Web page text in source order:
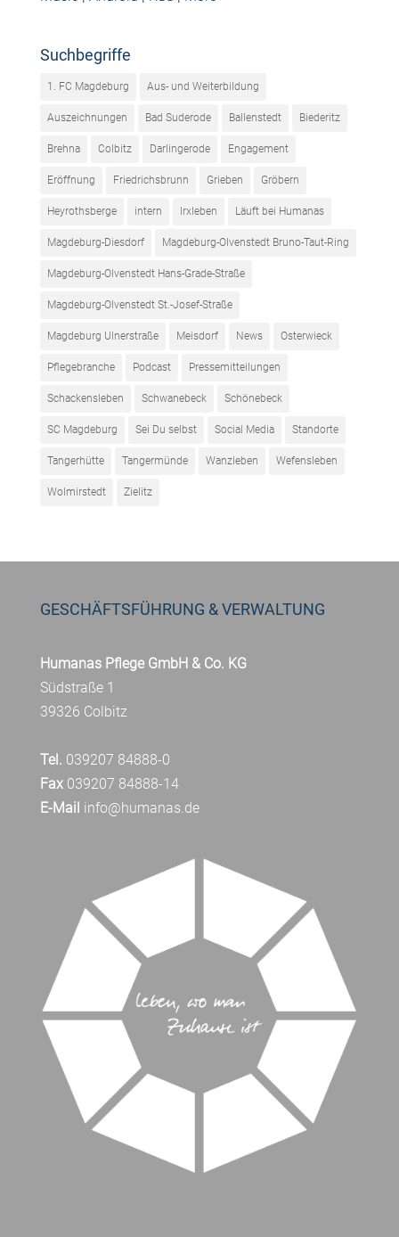
Suchbegriffe
1. FC Magdeburg Aus- und Weiterbildung
Auszeichnungen Bad Suderode Ballenstedt Biederitz
Brehna Colbitz Darlingerode Engagement
Eröffnung Friedrichsbrunn Grieben Gröbern
Heyrothsberge intern Irxleben Läuft bei Humanas
Magdeburg-Diesdorf Magdeburg-Olvenstedt Bruno-Taut-Ring
Magdeburg-Olvenstedt Hans-Grade-Straße
Magdeburg-Olvenstedt St.-Josef-Straße
Magdeburg Ulnerstraße Meisdorf News Osterwieck
Pflegebranche Podcast Pressemitteilungen
Schackensleben Schwanebeck Schönebeck
SC Magdeburg Sei Du selbst Social Media Standorte
Tangerhütte Tangermünde Wanzleben Wefensleben
Wolmirstedt Zielitz
GESCHÄFTSFÜHRUNG & VERWALTUNG
Humanas Pflege GmbH & Co. KG
Südstraße 1
39326 Colbitz
Tel. 039207 84888-0
Fax039207 84888-14
E-Mail info@humanas.de